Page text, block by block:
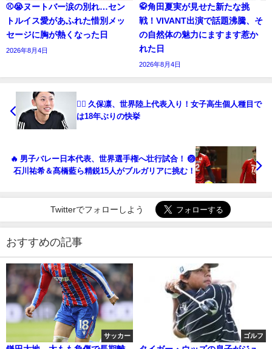
⚾😭ヌートバー涙の別れ…セン
トルイス愛があふれた惜別メッ
セージに胸が熱くなった日
2026年8月4日
🥋角田夏実が見せた新たな挑
戦！VIVANT出演で話題沸騰、そ
の自然体の魅力にますます惹か
れた日
2026年8月4日
🏃‍♀️ 久保凛、世界陸上代表入り！女子高生個人種目で
は18年ぶりの快挙
🔥 男子バレー日本代表、世界選手権へ壮行試合！ 🏐
石川祐希＆髙橋藍ら精鋭15人がブルガリアに挑む！
Twitterでフォローしよう
おすすめの記事
サッカー ゴルフ